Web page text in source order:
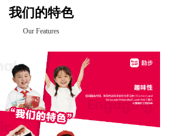
我们的特色
Our Features